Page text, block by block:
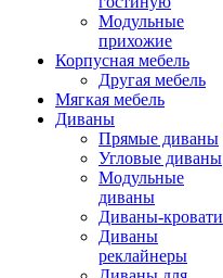
Модульные
прихожие
Корпусная мебель
Другая мебель
Мягкая мебель
Диваны
Прямые диваны
Угловые диваны
Модульные
диваны
Диваны-кровати
Диваны
реклайнеры